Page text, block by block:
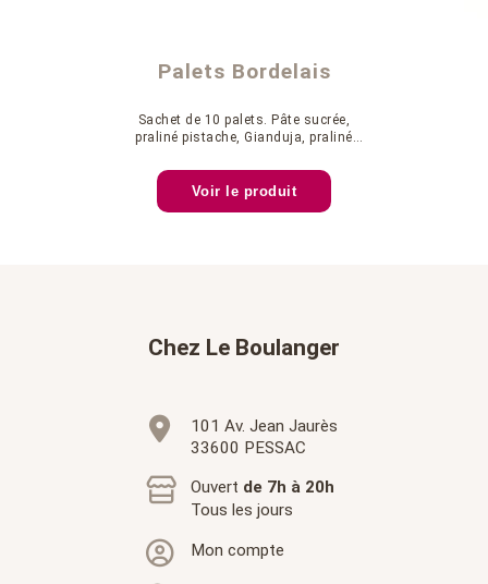
Palets Bordelais
Sachet de 10 palets. Pâte sucrée,
praliné pistache, Gianduja, praliné
Voir le produit
Chez Le Boulanger
101 Av. Jean Jaurès
33600 PESSAC
Ouvert de 7h à 20h
Tous les jours
Mon compte